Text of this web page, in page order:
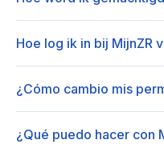
Hoe log ik in bij MijnZR
¿Cómo cambio mis
¿Qué puedo hacer con